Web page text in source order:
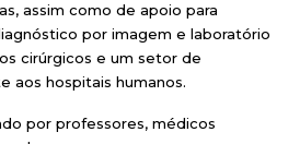
assim como de apoio para
por imagem e laboratório
cirúrgicos e um setor de
aos hospitais humanos.
por professores, médicos